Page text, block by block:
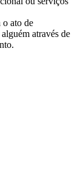
o ato de
através de